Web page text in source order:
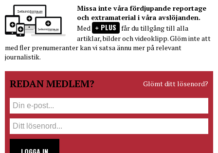
Missa inte våra fördjupande reportage
och extramaterial i våra avslöjanden.
Med
PLUS får du tillgång till alla
artiklar, bilder och videoklipp. Glöm inte att
med fler prenumeranter kan vi satsa ännu mer på relevant
journalistik.
REDAN MEDLEM? Glömt ditt lösenord?